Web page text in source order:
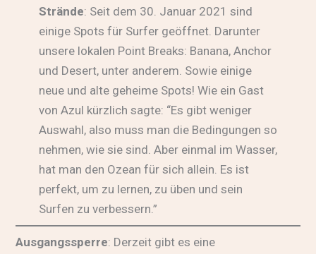
Strände: Seit dem 30. Januar 2021 sind
einige Spots für Surfer geöffnet. Darunter
unsere lokalen Point Breaks: Banana, Anchor
und Desert, unter anderem. Sowie einige
neue und alte geheime Spots! Wie ein Gast
von Azul kürzlich sagte: “Es gibt weniger
Auswahl, also muss man die Bedingungen so
nehmen, wie sie sind. Aber einmal im Wasser,
hat man den Ozean für sich allein. Es ist
perfekt, um zu lernen, zu üben und sein
Surfen zu verbessern.”
Ausgangssperre: Derzeit gibt es eine